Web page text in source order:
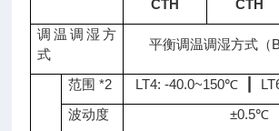
CTH CTH
调温调湿方
式
平衡调温调湿方式（
范围 *2
LT4: -40.0~150℃ ┃
波动度
±0.5℃